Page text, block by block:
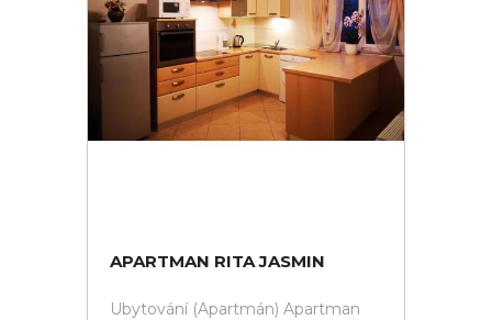
APARTMAN RITA JASMIN
Ubytování (Apartmán) Apartman